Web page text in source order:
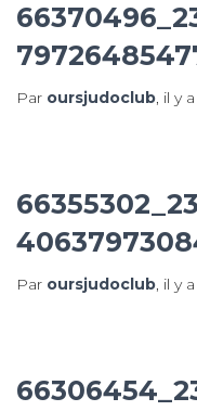
Par oursjudoclub, il y a
Par oursjudoclub, il y a